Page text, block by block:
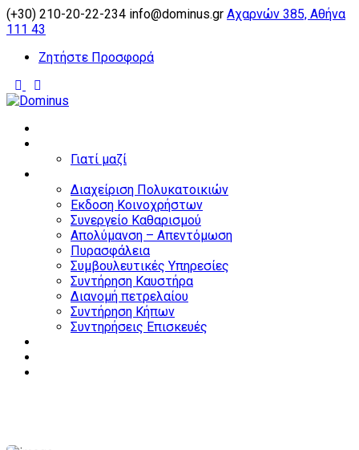
(+30) 210-20-22-234 info@dominus.gr Αχαρνών 385, Αθήνα
111 43
Ζητήστε Προσφορά
Γιατί μαζί
Διαχείριση Πολυκατοικιών
Εκδοση Κοινοχρήστων
Συνεργείο Καθαρισμού
Απολύμανση – Απεντόμωση
Πυρασφάλεια
Συμβουλευτικές Υπηρεσίες
Συντήρηση Καυστήρα
Διανομή πετρελαίου
Συντήρηση Κήπων
Συντηρήσεις Επισκευές